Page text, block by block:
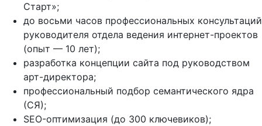
Старт»;
до восьми часов профессиональных консультаций
руководителя отдела ведения интернет-проектов
(опыт — 10 лет);
разработка концепции сайта под руководством
арт-директора;
профессиональный подбор семантического ядра
(СЯ);
SEO-оптимизация (до 300 ключевиков);